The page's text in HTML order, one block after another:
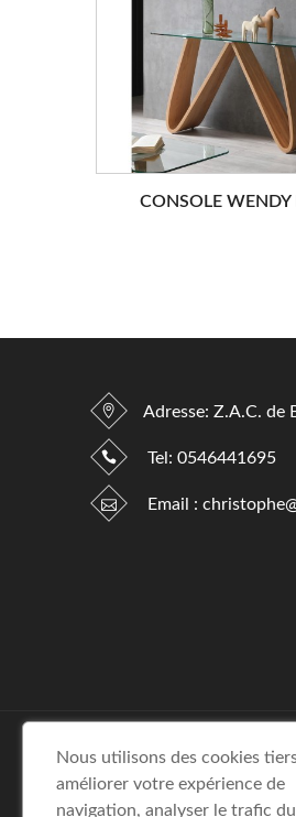
CONSOLE WENDY
Adresse: Z.A.C. de
Tel: 0546441695
Email :
Nous utilisons des cookies
améliorer votre expérience de
navigation, analyser le trafic